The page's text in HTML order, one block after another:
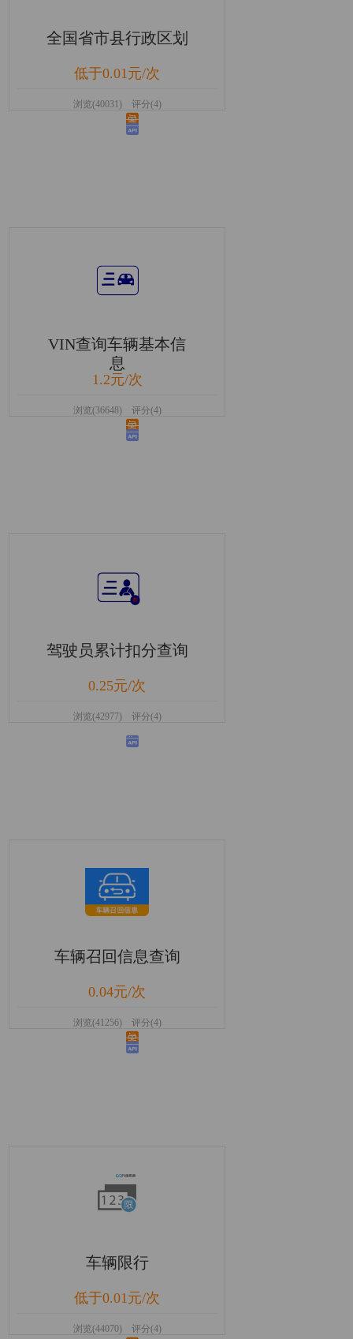
全国省市县行政区划
低于0.01元/次
浏览(40031) 评分(4)
VIN查询车辆基本信
息
1.2元/次
浏览(36648) 评分(4)
驾驶员累计扣分查询
0.25元/次
浏览(42977) 评分(4)
车辆召回信息查询
0.04元/次
浏览(41256) 评分(4)
车辆限行
低于0.01元/次
浏览(44070) 评分(4)